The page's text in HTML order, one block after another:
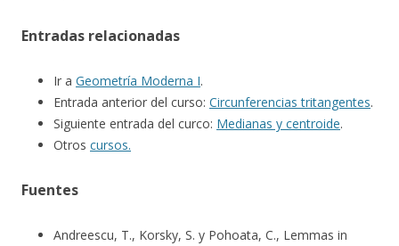
Entradas relacionadas
Ir a Geometría Moderna I.
Entrada anterior del curso: Circunferencias tritangentes.
Siguiente entrada del curco: Medianas y centroide.
Otros cursos.
Fuentes
Andreescu, T., Korsky, S. y Pohoata, C., Lemmas in